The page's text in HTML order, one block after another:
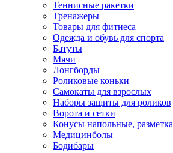
Теннисные ракетки
Тренажеры
Товары для фитнеса
Одежда и обувь для спорта
Батуты
Мячи
Лонгборды
Роликовые коньки
Самокаты для взрослых
Наборы защиты для роликов
Ворота и сетки
Конусы напольные, разметка
Медицинболы
Бодибары